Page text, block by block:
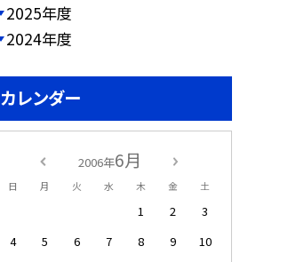
2025年度
2024年度
カレンダー
2006年6月
日 月 火 水 木 金 土
1 2
3
4
5 6 7 8 9
10